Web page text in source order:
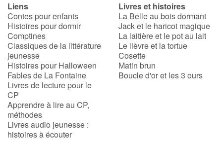
Liens
Contes pour enfants
Histoires pour dormir
Comptines
Classiques de la littérature
jeunesse
Histoires pour Halloween
Fables de La Fontaine
Livres de lecture pour le
CP
Apprendre à lire au CP,
méthodes
Livres audio jeunesse :
histoires à écouter
Livres et histoires
La Belle au bois dormant
Jack et le haricot magique
La laitière et le pot au lait
Le lièvre et la tortue
Cosette
Matin brun
Boucle d'or et les 3 ours